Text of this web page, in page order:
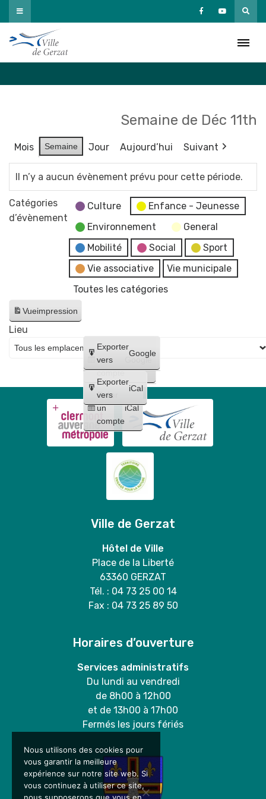
Passer
au
contenu
Semaine de Déc 11th
Mois Semaine Jour Aujourd’hui Suivant
Il n’y a aucun évènement prévu pour cette période.
Catégories
d’évènement
Culture
Enfance - Jeunesse
Environnement
General
Mobilité
Social
Sport
Vie associative
Vie municipale
Toutes les catégories
Vueimpression
Créer
un
compte
Google
Créer
un
compte
iCal
Exporter
vers
Google
Exporter
vers
iCal
Lieu
Ville de Gerzat
Hôtel de Ville
Place de la Liberté
63360 GERZAT
Tél. : 04 73 25 00 14
Fax : 04 73 25 89 50
Horaires d’ouverture
Services administratifs
Du lundi au vendredi
de 8h00 à 12h00
et de 13h00 à 17h00
Fermés les jours fériés
Nous utilisons des cookies pour
vous garantir la meilleure
expérience sur notre site web. Si
vous continuez à utiliser ce site,